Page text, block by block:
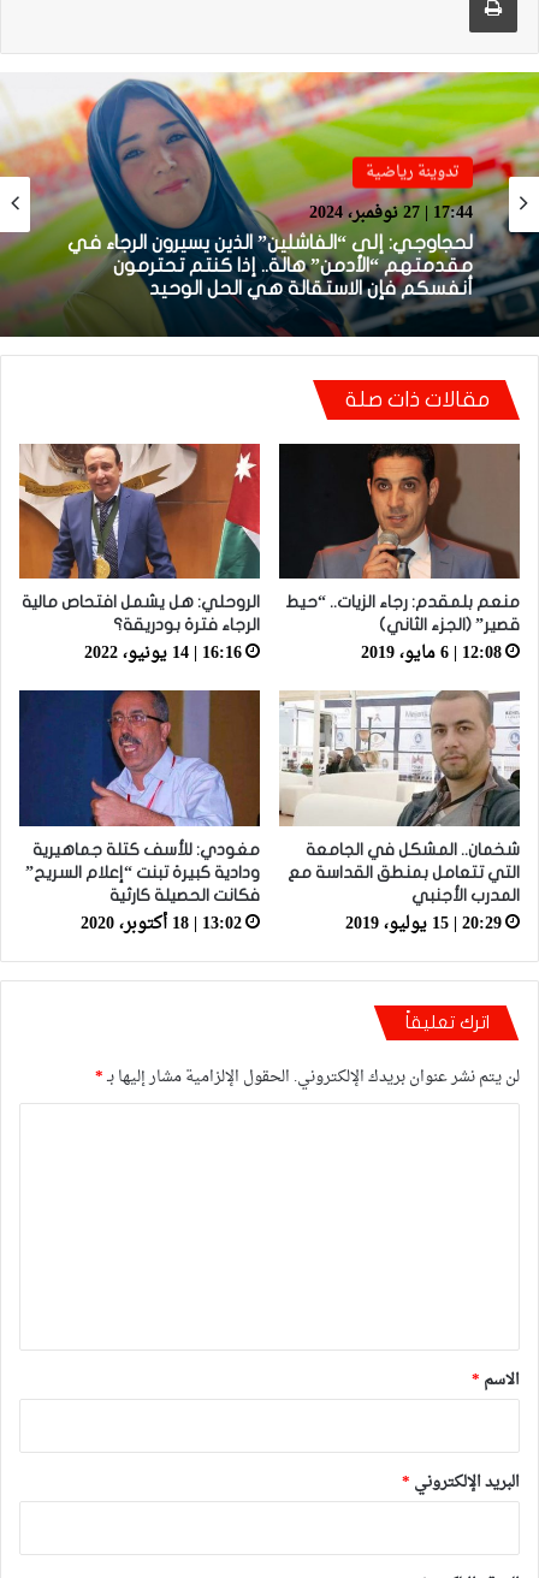
تدوينة رياضية
17:44 | 27 نوفمبر، 2024
لحجاوجي: إلى “الفاشلين” الذين يسيرون الرجاء في
مقدمتهم “الأدمن” هالة.. إذا كنتم تحترمون
أنفسكم فإن الاستقالة هي الحل الوحيد
تدوينة رياضية
22:31 | 2 أغسطس، 2024
إلى “نكافات” الركراكي.. أستسمحكم عذرا
وأتأسف لكم من صميم قلبي على ما سببته لكم
مقالات ذات صلة
منعم بلمقدم: رجاء الزيات.. “حيط
قصير” (الجزء الثاني)
12:08 | 6 مايو، 2019
الروحلي: هل يشمل افتحاص مالية
الرجاء فترة بودريقة؟
16:16 | 14 يونيو، 2022
شخمان.. المشكل في الجامعة
التي تتعامل بمنطق القداسة مع
المدرب الأجنبي
20:29 | 15 يوليو، 2019
مغودي: للأسف كتلة جماهيرية
ودادية كبيرة تبنت “إعلام السريح”
فكانت الحصيلة كارثية
13:02 | 18 أكتوبر، 2020
اترك تعليقاً
لن يتم نشر عنوان بريدك الإلكتروني. الحقول الإلزامية مشار إليها بـ*
*
الاسم *
البريد الإلكتروني *